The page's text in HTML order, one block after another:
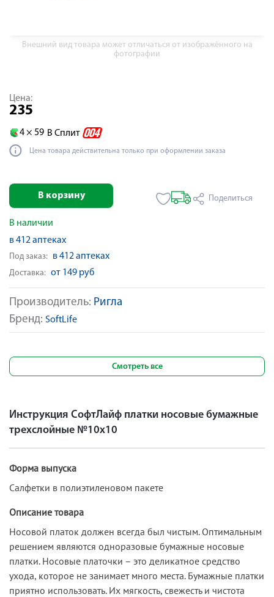
Внешний вид товара может отличаться от изображённого на
фотографии
Производитель: Ригла
Бренд: SoftLife
Цена:
235
4 × 59 В Сплит
Цена товара действительна только при оформлении заказа
В корзину Поделиться
В наличии
в 412 аптеках
Под заказ: в 412 аптеках
Доставка: от 149 руб
Смотреть все
Инструкция СофтЛайф платки носовые бумажные
трехслойные №10х10
Форма выпуска
Салфетки в полиэтиленовом пакете
Описание товара
Носовой платок должен всегда был чистым. Оптимальным
решением являются одноразовые бумажные носовые
платки. Носовые платочки – это деликатное средство
ухода, которое не занимает много места. Бумажные платки
приятно использовать. Их мягкость, свежесть и чистота